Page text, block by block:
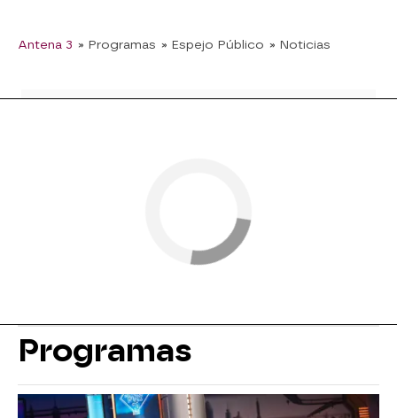
Antena 3 » Programas » Espejo Público » Noticias
Programas